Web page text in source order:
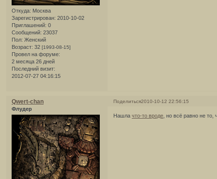
Откуда: Москва
Зарегистрирован: 2010-10-02
Приглашений: 0
Сообщений: 23037
Пол: Женский
Возраст: 32 [1993-08-15]
Провел на форуме:
2 месяца 26 дней
Последний визит:
2012-07-27 04:16:15
Поделиться2010-10-12 22:56:15
Qwert-chan
Флудер
Нашлачто-то вроде , но всё равно не то,